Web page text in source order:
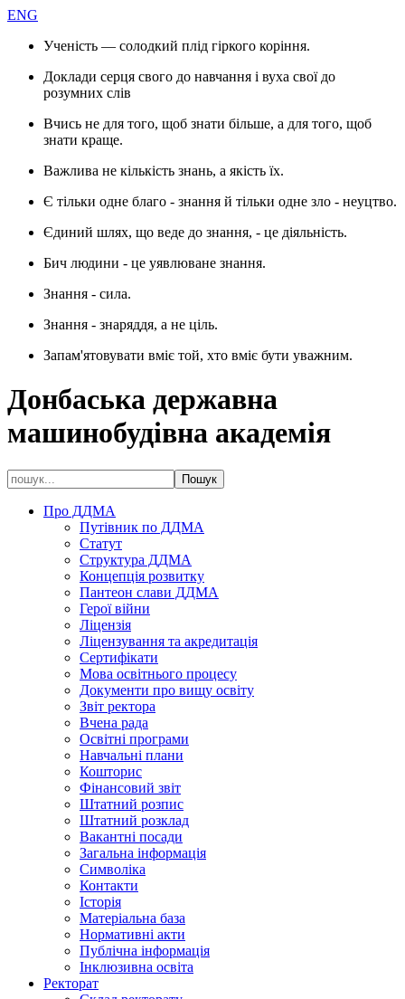
ENG
Ученість — солодкий плід гіркого коріння.
Доклади серця свого до навчання і вуха свої до
розумних слів
Вчись не для того, щоб знати більше, а для того, щоб
знати краще.
Важлива не кількість знань, а якість їх.
Є тільки одне благо - знання й тільки одне зло - неуцтво.
Єдиний шлях, що веде до знання, - це діяльність.
Бич людини - це уявлюване знання.
Знання - сила.
Знання - знаряддя, а не ціль.
Запам'ятовувати вміє той, хто вміє бути уважним.
Донбаська державна
машинобудівна академія
Про ДДМА
Путівник по ДДМА
Статут
Структура ДДМА
Концепція розвитку
Пантеон слави ДДМА
Герої війни
Ліцензія
Ліцензування та акредитація
Сертифікати
Мова освітнього процесу
Документи про вищу освіту
Звіт ректора
Вчена рада
Освітні програми
Навчальні плани
Кошторис
Фінансовий звіт
Штатний розпис
Штатний розклад
Вакантні посади
Загальна інформація
Символіка
Контакти
Історія
Матеріальна база
Нормативні акти
Публічна інформація
Інклюзивна освіта
Ректорат